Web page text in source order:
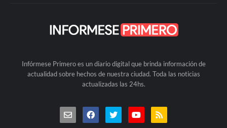
Infórmese Primero es un diario digital que brinda información de
actualidad sobre hechos de nuestra ciudad. Toda las noticias
actualizadas las 24hs.